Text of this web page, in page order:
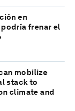
en
frenar el
mobilize
stack to
climate and